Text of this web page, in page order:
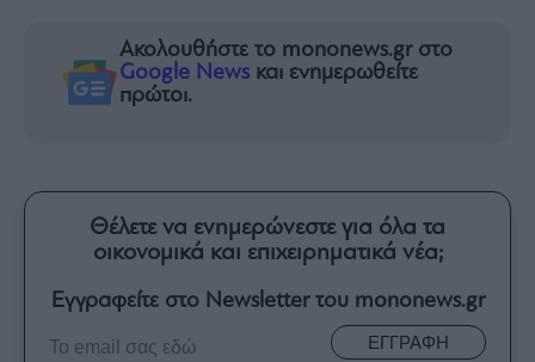
Ακολουθήστε το mononews.gr στο
Google News και ενημερωθείτε
πρώτοι.
Θέλετε να ενημερώνεστε για όλα τα
οικονομικά και επιχειρηματικά νέα;
Εγγραφείτε στο Newsletter του mononews.gr
ΕΓΓΡΑΦΗ